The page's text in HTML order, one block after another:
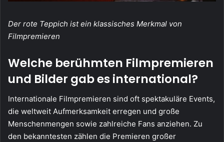
Der rote Teppich ist ein klassisches Merkmal von
Filmpremieren
Welche berühmten Filmpremieren
und Bilder gab es international?
Internationale Filmpremieren sind oft spektakuläre Events,
die weltweit Aufmerksamkeit erregen und große
Menschenmengen sowie zahlreiche Fans anziehen. Zu
den bekanntesten zählen die Premieren großer